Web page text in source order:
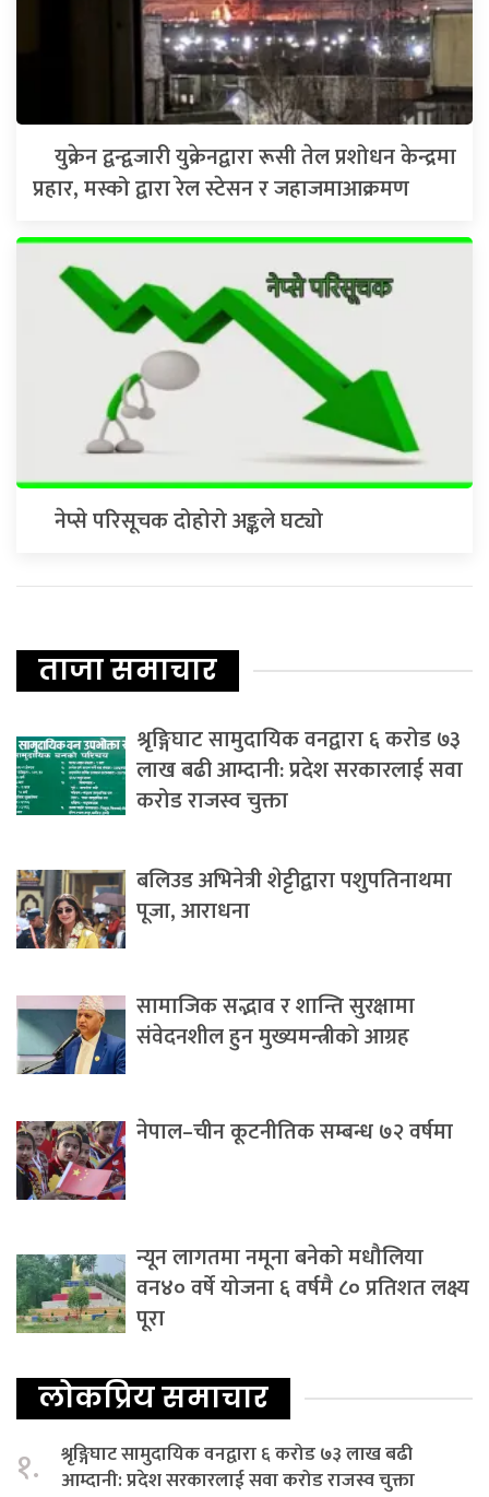
युक्रेन द्वन्द्वजारी युक्रेनद्वारा रूसी तेल प्रशोधन केन्द्रमा
प्रहार, मस्को द्वारा रेल स्टेसन र जहाजमाआक्रमण
नेप्से परिसूचक दोहोरो अङ्कले घट्यो
ताजा समाचार
श्रृङ्गिघाट सामुदायिक वनद्वारा ६ करोड ७३
लाख बढी आम्दानी: प्रदेश सरकारलाई सवा
करोड राजस्व चुक्ता
बलिउड अभिनेत्री शेट्टीद्वारा पशुपतिनाथमा
पूजा, आराधना
सामाजिक सद्भाव र शान्ति सुरक्षामा
संवेदनशील हुन मुख्यमन्त्रीको आग्रह
नेपाल–चीन कूटनीतिक सम्बन्ध ७२ वर्षमा
न्यून लागतमा नमूना बनेको मधौलिया
वन४० वर्षे योजना ६ वर्षमै ८० प्रतिशत लक्ष्य
पूरा
लोकप्रिय समाचार
१.
श्रृङ्गिघाट सामुदायिक वनद्वारा ६ करोड ७३ लाख बढी
आम्दानी: प्रदेश सरकारलाई सवा करोड राजस्व चुक्ता